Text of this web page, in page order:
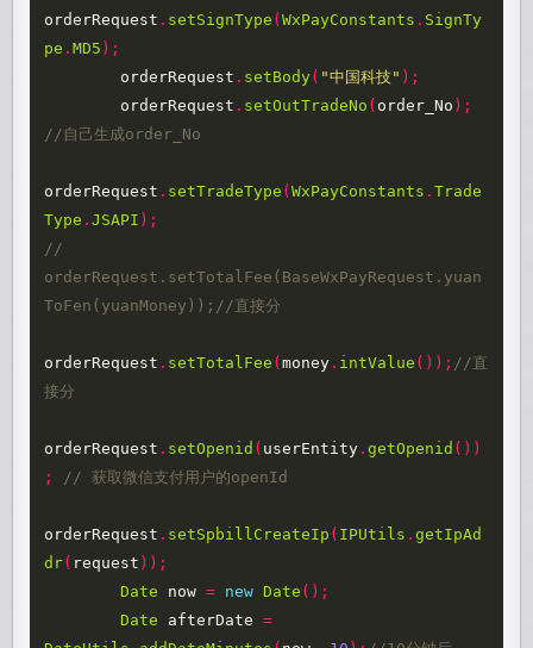
orderRequest . setSignType (WxPayConstants . SignTy
pe .MD5 );
orderRequest . setBody( "中国科技" );
orderRequest . setOutTradeNo ( order_No );
//自己生成order_No
orderRequest . setTradeType (WxPayConstants .Trade
Type .JSAPI );
//
orderRequest.setTotalFee(BaseWxPayRequest.yuan
ToFen(yuanMoney));//直接分
orderRequest . setTotalFee (money . intValue ()); //直
接分
orderRequest . setOpenid ( userEntity .getOpenid ())
;
// 获取微信支付用户的openId
orderRequest . setSpbillCreateIp ( IPUtils .getIpAd
dr( request ));
Date
now = new Date ();
Date
afterDate
=